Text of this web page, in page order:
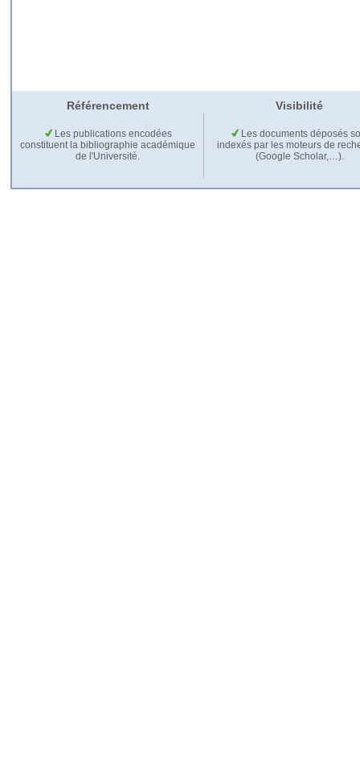
Référencement Visibilité
Les publications encodées
constituent la bibliographie académique
de l'Université.
Les documents déposés
indexés par les moteurs de
(Google Scholar,…).